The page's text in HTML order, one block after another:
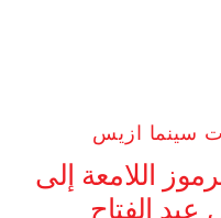
سينما ازيس
اللامعة إلى
عبد الفتاح